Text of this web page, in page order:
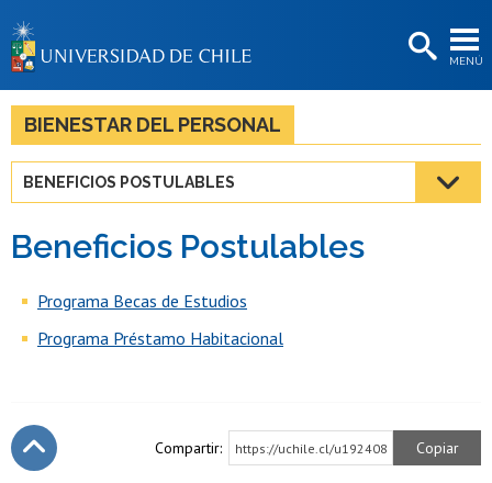
MENÚ
BIBLIOTECAS
LA UNIVERSIDAD
Estudiantes
Académicas/os
Funcionarias/os
Egresadas/os
BIENESTAR DEL PERSONAL
BENEFICIOS POSTULABLES
Beneficios Postulables
Programa Becas de Estudios
Programa Préstamo Habitacional
Compartir: https://uchile.cl/u192408 Copiar